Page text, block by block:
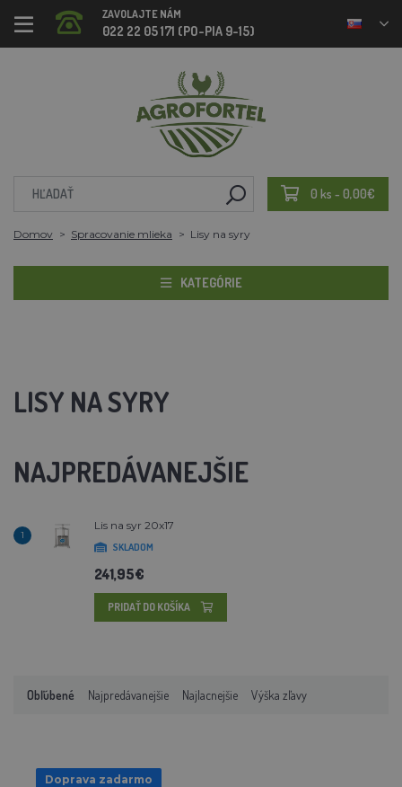
ZAVOLAJTE NÁM
022 22 05 171 (PO-PIA 9-15)
0 ks - 0,00€
Domov Spracovanie mlieka Lisy na syry
KATEGÓRIE
LISY NA SYRY
NAJPREDÁVANEJŠIE
1
Lis na syr 20x17
SKLADOM
241,95€
PRIDAŤ DO KOŠÍKA
Obľúbené Najpredávanejšie Najlacnejšie Výška zľavy
Doprava zadarmo